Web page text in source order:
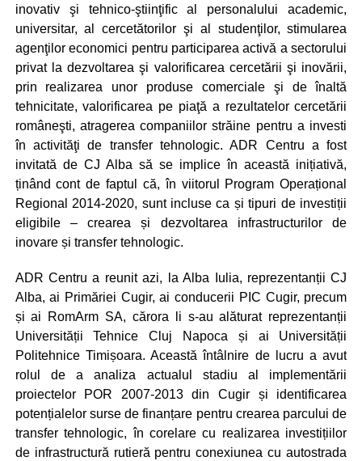
inovativ şi tehnico-ştiinţific al personalului academic,
universitar, al cercetătorilor şi al studenţilor, stimularea
agenţilor economici pentru participarea activă a sectorului
privat la dezvoltarea şi valorificarea cercetării şi inovării,
prin realizarea unor produse comerciale şi de înaltă
tehnicitate, valorificarea pe piaţă a rezultatelor cercetării
româneşti, atragerea companiilor străine pentru a investi
în activităţi de transfer tehnologic. ADR Centru a fost
invitată de CJ Alba să se implice în această inițiativă,
ținând cont de faptul că, în viitorul Program Operațional
Regional 2014-2020, sunt incluse ca și tipuri de investiții
eligibile – crearea și dezvoltarea infrastructurilor de
inovare și transfer tehnologic.
ADR Centru a reunit azi, la Alba Iulia, reprezentanții CJ
Alba, ai Primăriei Cugir, ai conducerii PIC Cugir, precum
și ai RomArm SA, cărora li s-au alăturat reprezentanții
Universității Tehnice Cluj Napoca și ai Universității
Politehnice Timișoara. Această întâlnire de lucru a avut
rolul de a analiza actualul stadiu al implementării
proiectelor POR 2007-2013 din Cugir și identificarea
potențialelor surse de finanțare pentru crearea parcului de
transfer tehnologic, în corelare cu realizarea investițiilor
de infrastructură rutieră pentru conexiunea cu autostrada